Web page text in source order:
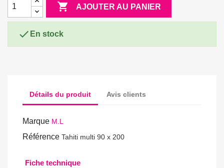
 AJOUTER AU PANIER
 En stock
Détails du produit Avis clients
Marque M.L
Référence Tahiti multi 90 x 200
Fiche technique